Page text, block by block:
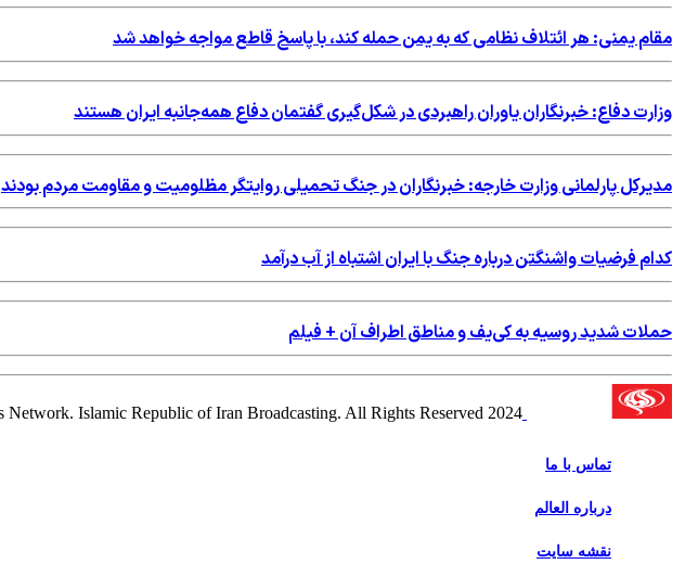
مقام یمنی: هر ائتلاف نظامی که به یمن حمله کند، با پاسخ قاطع مواجه خواهد شد
وزارت دفاع: خبرنگاران یاوران راهبردی در شکل‌گیری گفتمان دفاع همه‌جانبه ایران هستند
مدیرکل پارلمانی وزارت خارجه: خبرنگاران در جنگ تحمیلی روایتگر مظلومیت و مقاومت مردم بودند
کدام فرضیات واشنگتن درباره جنگ با ایران اشتباه از آب درآمد
حملات شدید روسیه به کی‌یف و مناطق اطراف آن + فیلم
2024 Alalam News Network. Islamic Republic of Iran Broadcasting. All Rights Reserved.
تماس با ما
درباره العالم
نقشه سایت